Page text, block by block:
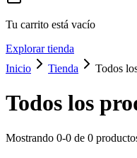
Tu carrito está vacío
Explorar tienda
Inicio
Tienda Todos
Todos los
Mostrando 0-0 de 0